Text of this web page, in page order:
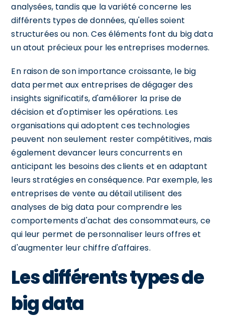
analysées, tandis que la variété concerne les
différents types de données, qu'elles soient
structurées ou non. Ces éléments font du big data
un atout précieux pour les entreprises modernes.
En raison de son importance croissante, le big
data permet aux entreprises de dégager des
insights significatifs, d'améliorer la prise de
décision et d'optimiser les opérations. Les
organisations qui adoptent ces technologies
peuvent non seulement rester compétitives, mais
également devancer leurs concurrents en
anticipant les besoins des clients et en adaptant
leurs stratégies en conséquence. Par exemple, les
entreprises de vente au détail utilisent des
analyses de big data pour comprendre les
comportements d'achat des consommateurs, ce
qui leur permet de personnaliser leurs offres et
d'augmenter leur chiffre d'affaires.
Les différents types de
big data